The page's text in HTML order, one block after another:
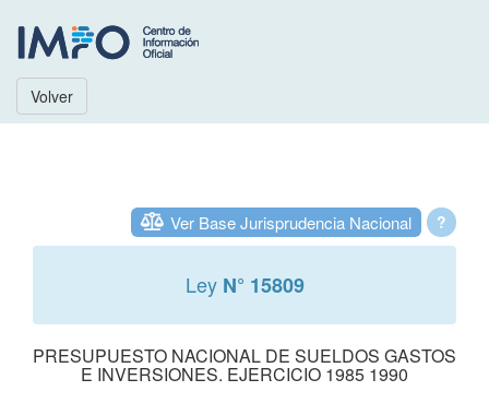
Volver
?
Ver Base Jurisprudencia Nacional
Ley N° 15809
PRESUPUESTO NACIONAL DE SUELDOS GASTOS
E INVERSIONES. EJERCICIO 1985 1990